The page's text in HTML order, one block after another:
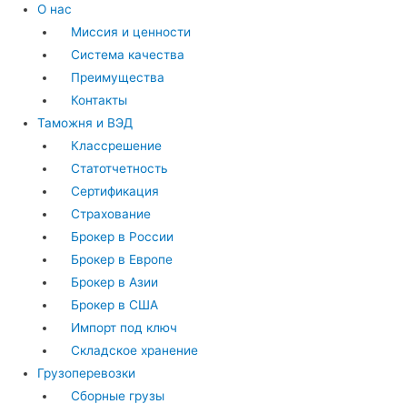
О нас
Миссия и ценности
Система качества
Преимущества
Контакты
Таможня и ВЭД
Классрешение
Статотчетность
Сертификация
Страхование
Брокер в России
Брокер в Европе
Брокер в Азии
Брокер в США
Импорт под ключ
Складское хранение
Грузоперевозки
Сборные грузы